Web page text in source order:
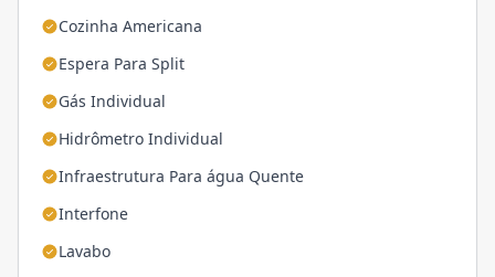
Cozinha Americana
Espera Para Split
Gás Individual
Hidrômetro Individual
Infraestrutura Para água Quente
Interfone
Lavabo